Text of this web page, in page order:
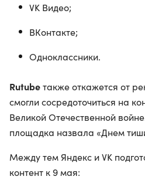
VK Видео;
ВКонтакте;
Одноклассники.
Rutubeтакже откажется от
смогли сосредоточиться на
Великой Отечественной
площадка назвала «Днем
Между тем Яндекс и VK
контент к 9 мая: